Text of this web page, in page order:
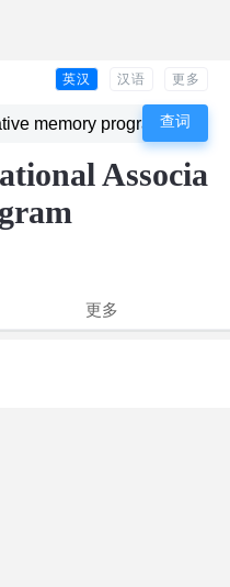
英汉 汉语 更多
Associa
更多